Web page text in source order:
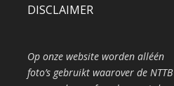
DISCLAIMER
Op onze website worden alléén
foto’s gebruikt waarover de NTTB